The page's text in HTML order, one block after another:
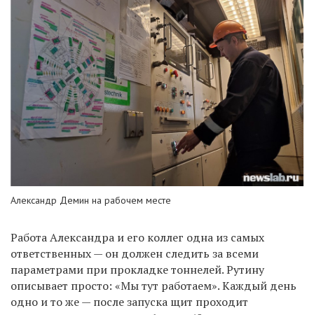
Александр Демин на рабочем месте
Работа Александра и его коллег одна из самых
ответственных — он должен следить за всеми
параметрами при прокладке тоннелей. Рутину
описывает просто: «Мы тут работаем». Каждый день
одно и то же — после запуска щит проходит